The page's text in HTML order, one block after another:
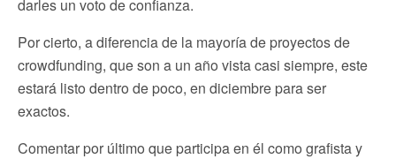
darles un voto de confianza.
Por cierto, a diferencia de la mayoría de proyectos de
crowdfunding, que son a un año vista casi siempre, este
estará listo dentro de poco, en diciembre para ser
exactos.
Comentar por último que participa en él como grafista y